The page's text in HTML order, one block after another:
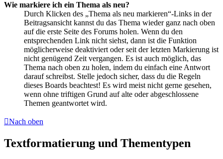
Wie markiere ich ein Thema als neu?
Durch Klicken des „Thema als neu markieren“-Links in der
Beitragsansicht kannst du das Thema wieder ganz nach oben
auf die erste Seite des Forums holen. Wenn du den
entsprechenden Link nicht siehst, dann ist die Funktion
möglicherweise deaktiviert oder seit der letzten Markierung ist
nicht genügend Zeit vergangen. Es ist auch möglich, das
Thema nach oben zu holen, indem du einfach eine Antwort
darauf schreibst. Stelle jedoch sicher, dass du die Regeln
dieses Boards beachtest! Es wird meist nicht gerne gesehen,
wenn ohne triftigen Grund auf alte oder abgeschlossene
Themen geantwortet wird.
Nach oben
Textformatierung und Thementypen